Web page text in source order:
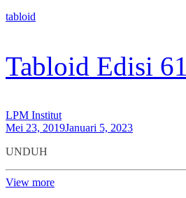
tabloid
Tabloid Edisi 61
LPM Institut
Mei 23, 2019Januari 5, 2023
UNDUH
View more